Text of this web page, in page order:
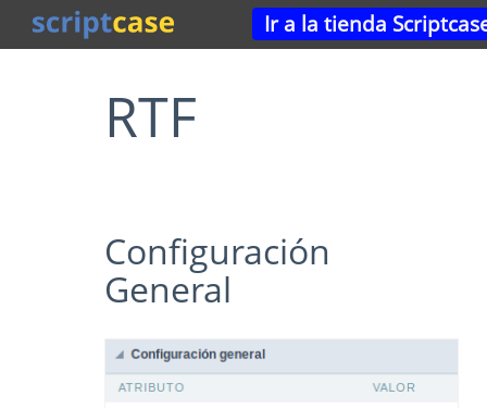
Ir a la tienda
RTF
Configuración
General